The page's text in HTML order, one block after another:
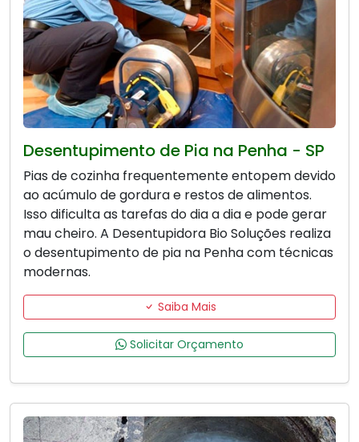
Desentupimento de Pia na Penha - SP
Pias de cozinha frequentemente entopem devido
ao acúmulo de gordura e restos de alimentos.
Isso dificulta as tarefas do dia a dia e pode gerar
mau cheiro. A Desentupidora Bio Soluções realiza
o desentupimento de pia na Penha com técnicas
modernas.
Saiba Mais
Solicitar Orçamento